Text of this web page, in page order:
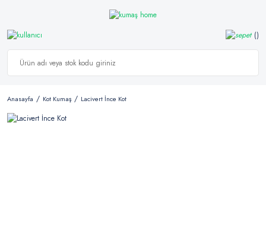
Anasayfa Kot Kumaş Lacivert İnce Kot